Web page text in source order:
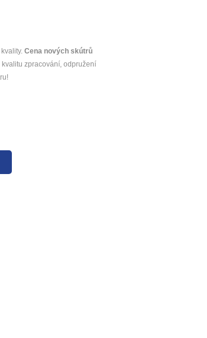
Cena nových skútrů
zpracování, odpružení